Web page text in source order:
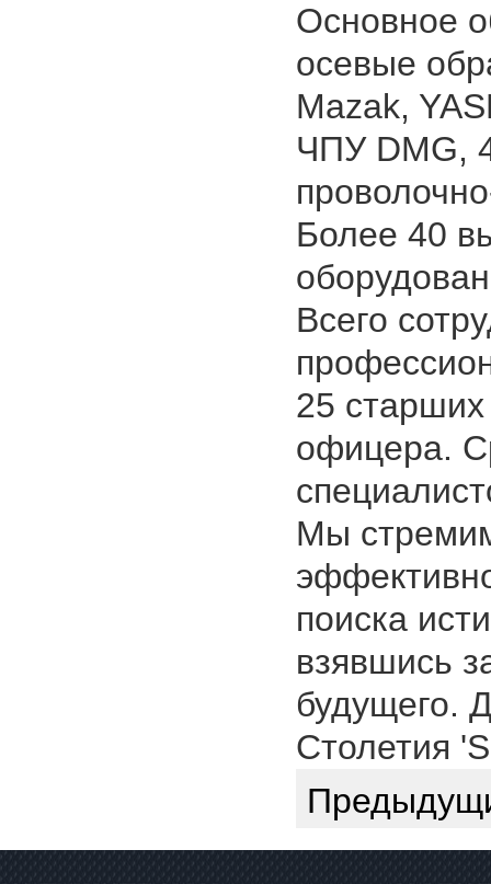
Основное
осевые
Mazak,
ЧПУ DMG,
Более 40
Всего
25
офицера.
Мы
поиска
взявшись
будущего.
Столетия 'S